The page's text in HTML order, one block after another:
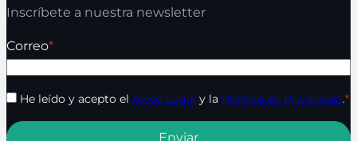
Inscríbete a nuestra newsletter
Correo*
He leído y acepto el Aviso Legal y la Política de Privacidad.*